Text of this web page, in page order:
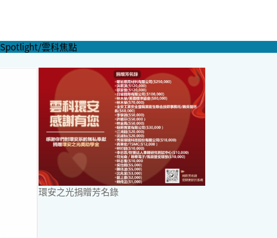
Spotlight/雲科焦點
環安之光捐贈芳名錄